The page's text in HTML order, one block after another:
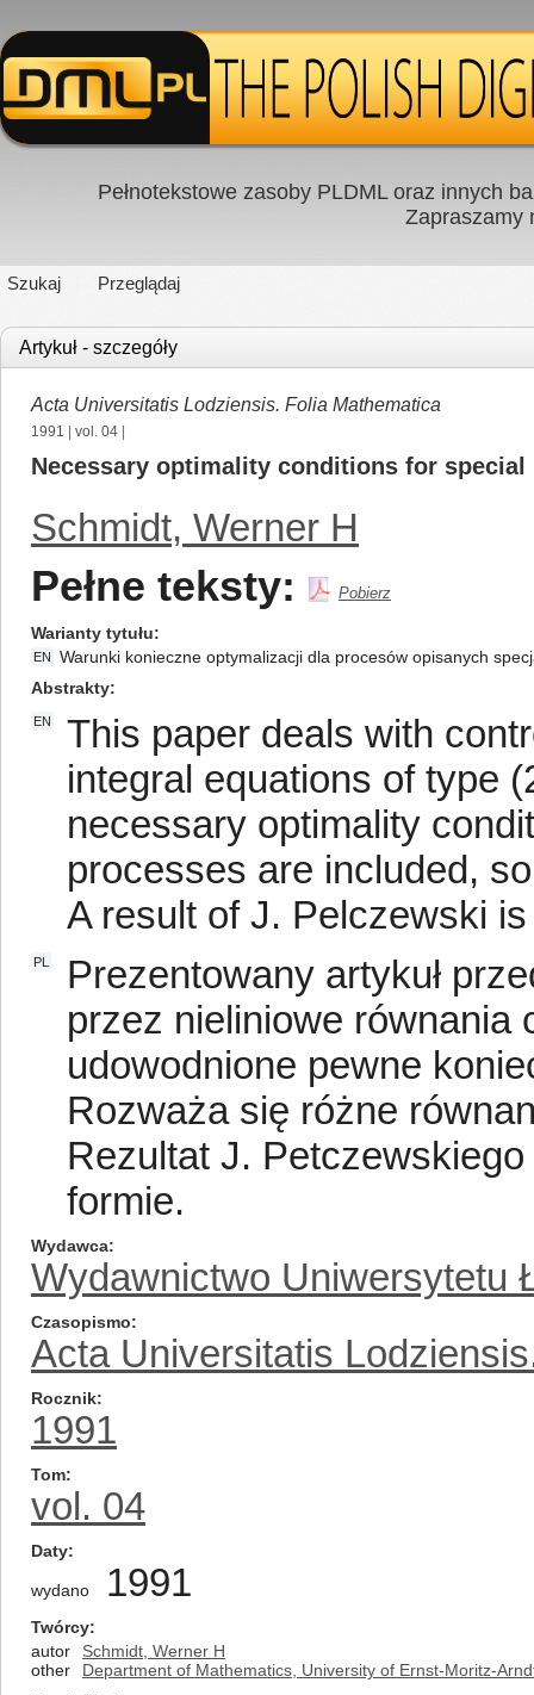
Pełnotekstowe zasoby PLDML oraz innych
Zapraszamy
Szukaj Przeglądaj
Artykuł - szczegóły
Acta Universitatis Lodziensis. Folia Mathematica
1991 vol. 04
Necessary optimality conditions for
Schmidt, Werner H
Pełne teksty: Pobierz
Warianty tytułu
EN
Warunki konieczne optymalizacji dla procesów opisanych
Abstrakty
EN
This paper deals with
integral equations of type
necessary optimality
processes are included,
A result of J. Pelczewski
PL
Prezentowany artykuł
przez nieliniowe równania
udowodnione pewne
Rozważa się różne
Rezultat J.
formie.
Wydawca
Wydawnictwo Uniwersytetu
Czasopismo
Acta Universitatis
Rocznik
1991
Tom
vol. 04
Daty
wydano 1991
Twórcy
autor
Schmidt, Werner H
other
Department of Mathematics, University of Ernst-Moritz-